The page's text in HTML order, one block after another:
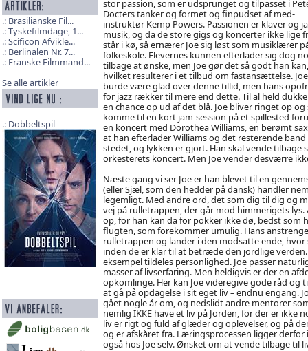
Brasilianske Fil...
Tyskefilmdage, 1...
Scificon Afvikle...
Berlinalen Nr. 7...
Franske Filmmand...
Se alle artikler
Dobbeltspil
stor passion, som er udsprunget og tilpasset i
Docters tanker og formet og finpudset af med-
instruktør Kemp Powers. Passionen er klaver og
musik, og da de store gigs og koncerter ikke lige
står i kø, så ernærer Joe sig løst som musiklærer
folkeskole. Elevernes kunnen efterlader sig dog
tilbage at ønske, men Joe gør det så godt han kan,
hvilket resulterer i et tilbud om fastansættelse. Joe
burde være glad over denne tillid, men hans
for jazz rækker til mere end dette. Til al held
en chance op ud af det blå. Joe bliver ringet op og
komme til en kort jam-session på et spillested
en koncert med Dorothea Williams, en berømt
at han efterlader Williams og det resterende
stedet, og lykken er gjort. Han skal vende
orkesterets koncert. Men Joe vender desværre
Næste gang vi ser Joe er han blevet til en
(eller Sjæl, som den hedder på dansk) handler
legemligt. Med andre ord, det som dig til dig og
vej på rulletrappen, der går mod himmerigets lys.
op, for han kan da for pokker ikke dø, bedst som
flugten, som forekommer umulig. Hans
rulletrappen og lander i den modsatte ende,
inden de er klar til at betræde den jordlige
eksempel tildeles personlighed. Joe passer
masser af livserfaring. Men heldigvis er der en
opkomlinge. Her kan Joe videregive gode råd og
at gå på opdagelse i sit eget liv – endnu engang.
gået nogle år om, og nedslidt andre mentorer
nemlig IKKE have et liv på Jorden, for der er
liv er rigt og fuld af glæder og oplevelser, og på
og er afskåret fra. Læringsprocessen ligger
også hos Joe selv. Ønsket om at vende tilbage til